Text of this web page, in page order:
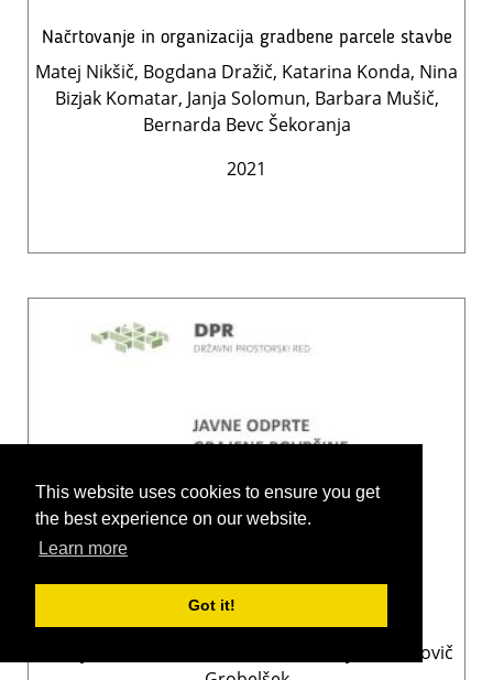
This website uses cookies to ensure you get
the best experience on our website.
Learn more
Got it!
Načrtovanje in organizacija gradbene parcele stavbe
Matej Nikšič, Bogdana Dražič, Katarina Konda, Nina
Bizjak Komatar, Janja Solomun, Barbara Mušič,
Bernarda Bevc Šekoranja
2021
Matej Nikšič, Senka Šifkovič Vrbica, Liljana Jankovič